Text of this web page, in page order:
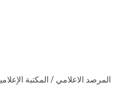
المرصد الاعلامي / المكتبة